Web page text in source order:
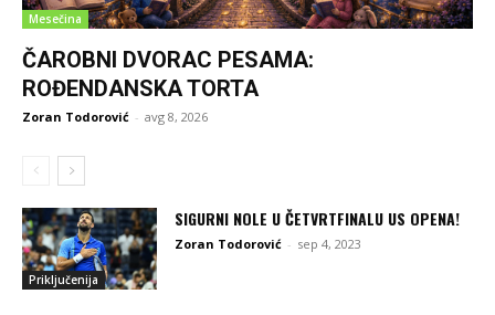
Mesečina
ČAROBNI DVORAC PESAMA:
ROĐENDANSKA TORTA
Zoran Todorović - avg 8, 2026
Priključenija
SIGURNI NOLE U ČETVRTFINALU US OPENA!
Zoran Todorović - sep 4, 2023